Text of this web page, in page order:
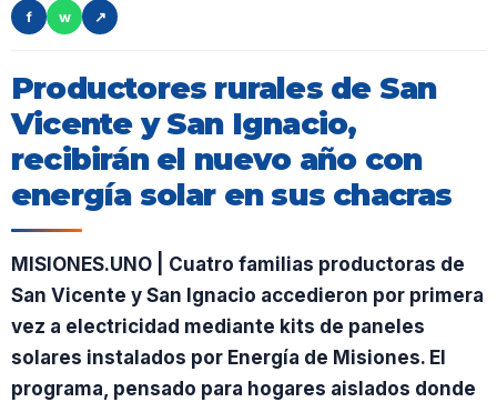
f
w ↗
Productores rurales de San
Vicente y San Ignacio,
recibirán el nuevo año con
energía solar en sus chacras
MISIONES.UNO | Cuatro familias productoras de
San Vicente y San Ignacio accedieron por primera
vez a electricidad mediante kits de paneles
solares instalados por Energía de Misiones. El
programa, pensado para hogares aislados donde